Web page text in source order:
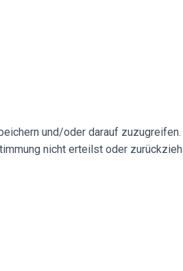
und/oder darauf
nicht erteilst oder